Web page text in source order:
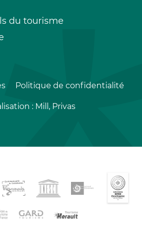
du tourisme
Politique de confidentialité
: Mill, Privas